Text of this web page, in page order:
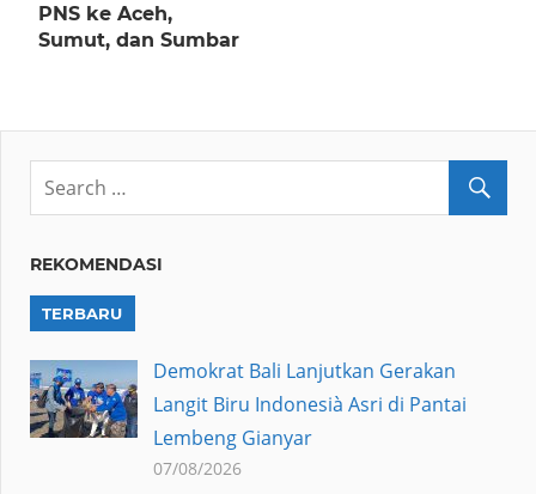
PNS ke Aceh,
Sumut, dan Sumbar
REKOMENDASI
TERBARU
Demokrat Bali Lanjutkan Gerakan
Langit Biru Indonesià Asri di Pantai
Lembeng Gianyar
07/08/2026